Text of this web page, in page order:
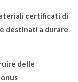
certificati di
destinati a durare
delle